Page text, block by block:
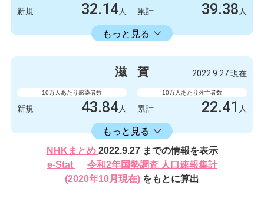
新規 32.14 人 累計 39.38 人
もっと見る
16582.30人
426人 新規
219788 522
滋 賀 2022.9.27 現在
10万人あたり感染者数
新規 43.84人
10万人あたり死亡者数
累計 22.41 人
もっと見る
16406.17人
感染者数
620人
死亡者数
新規
232024人 累計
NHKまとめ 2022.9.27 までの情報を表示
e-Stat
令和2年国勢調査 人口速報集計
(2020年10月現在) をもとに算出